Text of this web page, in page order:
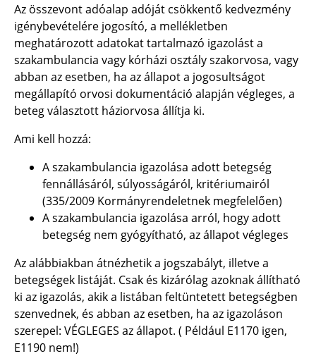
Az összevont adóalap adóját csökkentő kedvezmény
igénybevételére jogosító, a mellékletben
meghatározott adatokat tartalmazó igazolást a
szakambulancia vagy kórházi osztály szakorvosa, vagy
abban az esetben, ha az állapot a jogosultságot
megállapító orvosi dokumentáció alapján végleges, a
beteg választott háziorvosa állítja ki.
Ami kell hozzá:
A szakambulancia igazolása adott betegség
fennállásáról, súlyosságáról, kritériumairól
(335/2009 Kormányrendeletnek megfelelően)
A szakambulancia igazolása arról, hogy adott
betegség nem gyógyítható, az állapot végleges
Az alábbiakban átnézhetik a jogszabályt, illetve a
betegségek listáját. Csak és kizárólag azoknak állítható
ki az igazolás, akik a listában feltüntetett betegségben
szenvednek, és abban az esetben, ha az igazoláson
szerepel: VÉGLEGES az állapot. ( Például E1170 igen,
E1190 nem!)